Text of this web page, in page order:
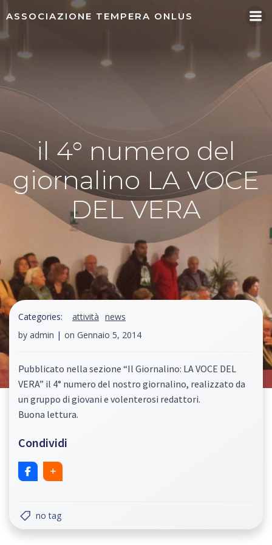
al
ASSOCIAZIONE TEMPERA ONLUS
il 4° numero del
giornalino LA VOCE
DEL VERA
Categories: attività news
by admin | on Gennaio 5, 2014
Pubblicato nella sezione “Il Giornalino: LA VOCE DEL
VERA” il 4° numero del nostro giornalino, realizzato da
un gruppo di giovani e volenterosi redattori.
Buona lettura.
Condividi
no tag